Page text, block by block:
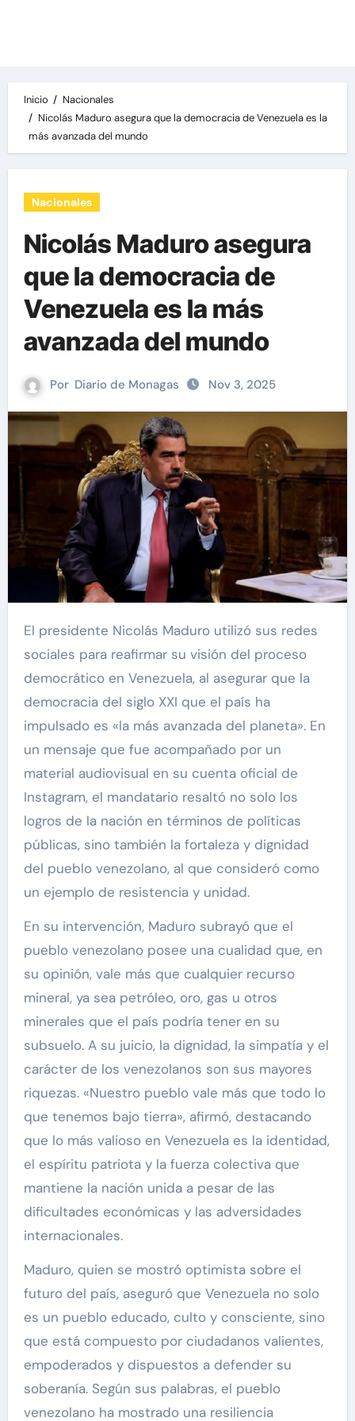
Inicio
Nacionales
Nicolás Maduro asegura que la democracia de Venezuela es la
más avanzada del mundo
Nacionales
Nicolás Maduro asegura
que la democracia de
Venezuela es la más
avanzada del mundo
Por Diario de Monagas Nov 3, 2025
El presidente Nicolás Maduro utilizó sus redes
sociales para reafirmar su visión del proceso
democrático en Venezuela, al asegurar que la
democracia del siglo XXI que el país ha
impulsado es «la más avanzada del planeta». En
un mensaje que fue acompañado por un
material audiovisual en su cuenta oficial de
Instagram, el mandatario resaltó no solo los
logros de la nación en términos de políticas
públicas, sino también la fortaleza y dignidad
del pueblo venezolano, al que consideró como
un ejemplo de resistencia y unidad.
En su intervención, Maduro subrayó que el
pueblo venezolano posee una cualidad que, en
su opinión, vale más que cualquier recurso
mineral, ya sea petróleo, oro, gas u otros
minerales que el país podría tener en su
subsuelo. A su juicio, la dignidad, la simpatía y el
carácter de los venezolanos son sus mayores
riquezas. «Nuestro pueblo vale más que todo lo
que tenemos bajo tierra», afirmó, destacando
que lo más valioso en Venezuela es la identidad,
el espíritu patriota y la fuerza colectiva que
mantiene la nación unida a pesar de las
dificultades económicas y las adversidades
internacionales.
Maduro, quien se mostró optimista sobre el
futuro del país, aseguró que Venezuela no solo
es un pueblo educado, culto y consciente, sino
que está compuesto por ciudadanos valientes,
empoderados y dispuestos a defender su
soberanía. Según sus palabras, el pueblo
venezolano ha mostrado una resiliencia